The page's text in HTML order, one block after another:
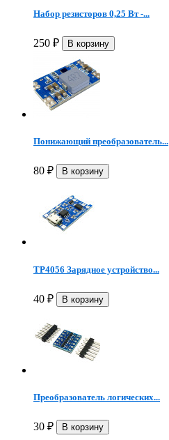
Набор резисторов 0,25 Вт -...
250 ₽
Понижающий преобразователь...
80 ₽
TP4056 Зарядное устройство...
40 ₽
Преобразователь логических...
30 ₽